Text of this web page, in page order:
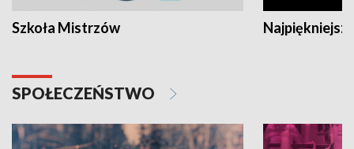
Szkoła Mistrzów
SPOŁECZEŃSTWO